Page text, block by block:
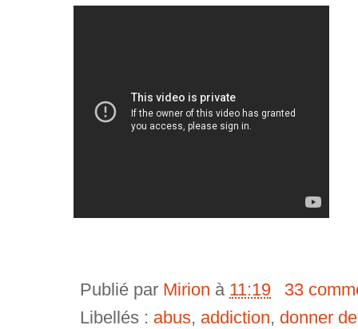
Publié par Mirion à 11:19
33
Libellés : abus, addiction, donner